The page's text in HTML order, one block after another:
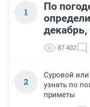
1
По
87 402
2
Суровой
узнать по
приметы